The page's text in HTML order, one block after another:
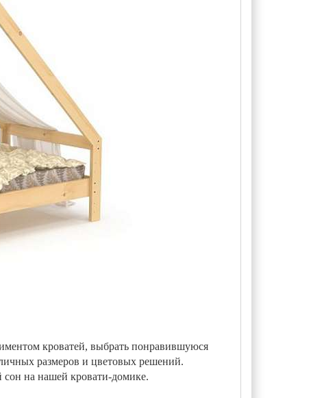
кроватей, выбрать понравившуюся
размеров и цветовых решений.
на нашей кровати-домике.